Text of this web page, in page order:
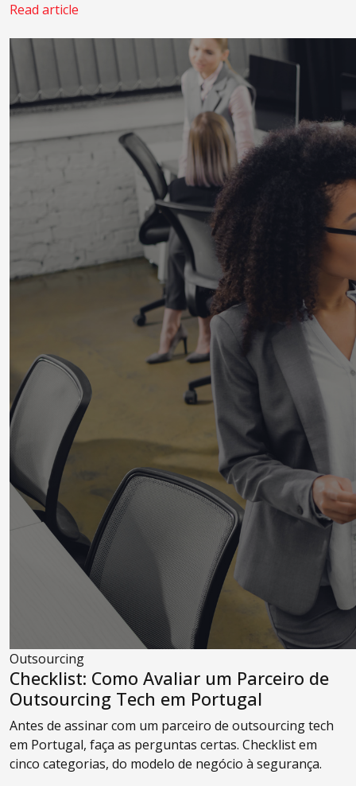
Read article
Outsourcing
Checklist: Como Avaliar um Parceiro de
Outsourcing Tech em Portugal
Antes de assinar com um parceiro de outsourcing tech
em Portugal, faça as perguntas certas. Checklist em
cinco categorias, do modelo de negócio à segurança.